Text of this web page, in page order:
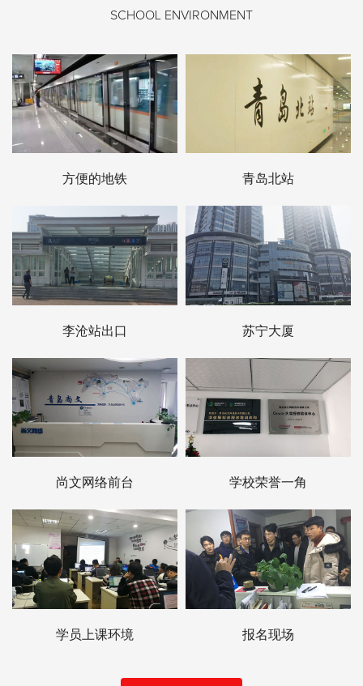
SCHOOL ENVIRONMENT
方便的地铁 青岛北站
李沧站出口 苏宁大厦
尚文网络前台 学校荣誉一角
学员上课环境 报名现场